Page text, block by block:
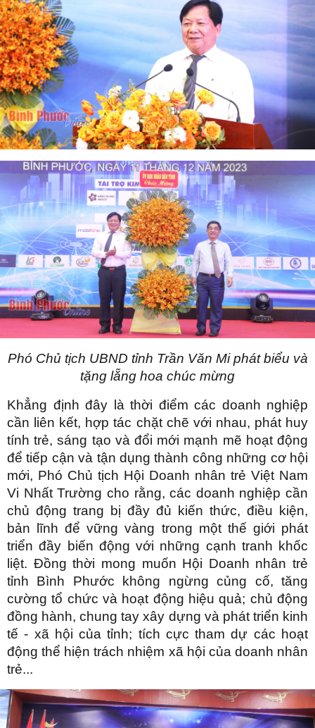
Phó Chủ tịch UBND tỉnh Trần Văn Mi phát biểu và
tặng lẵng hoa chúc mừng
Khẳng định đây là thời điểm các doanh nghiệp
cần liên kết, hợp tác chặt chẽ với nhau, phát huy
tính trẻ, sáng tạo và đổi mới mạnh mẽ hoạt động
để tiếp cận và tận dụng thành công những cơ hội
mới, Phó Chủ tịch Hội Doanh nhân trẻ Việt Nam
Vi Nhất Trường cho rằng, các doanh nghiệp cần
chủ động trang bị đầy đủ kiến thức, điều kiện,
bản lĩnh để vững vàng trong một thế giới phát
triển đầy biến động với những cạnh tranh khốc
liệt. Đồng thời mong muốn Hội Doanh nhân trẻ
tỉnh Bình Phước không ngừng củng cố, tăng
cường tổ chức và hoạt động hiệu quả; chủ động
đồng hành, chung tay xây dựng và phát triển kinh
tế - xã hội của tỉnh; tích cực tham dự các hoạt
động thể hiện trách nhiệm xã hội của doanh nhân
trẻ...